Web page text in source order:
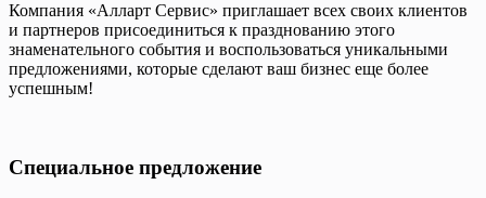
Компания «Алларт Сервис» приглашает всех своих клиентов
и партнеров присоединиться к празднованию этого
знаменательного события и воспользоваться уникальными
предложениями, которые сделают ваш бизнес еще более
успешным!
Специальное предложение